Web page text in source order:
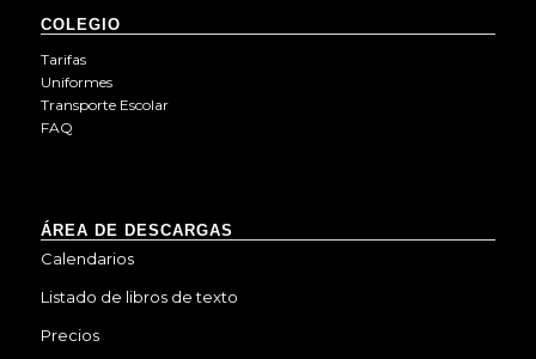
COLEGIO
Tarifas
Uniformes
Transporte Escolar
FAQ
ÁREA DE DESCARGAS
Calendarios
Listado de libros de texto
Precios